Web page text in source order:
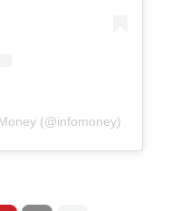
(@infomoney)